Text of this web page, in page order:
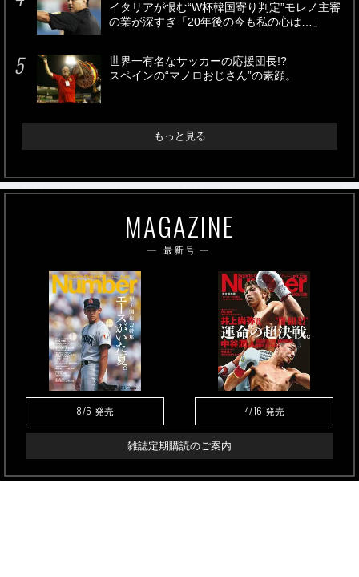
イタリアが恨む“W杯韓国寄り判定”モレノ主審
の業が深すぎ「20年後の今も私の心は…」
世界一有名なサッカーの応援団長!?
スペインの“マノロおじさん”の素顔。
もっと見る
MAGAZINE
最新号
8/6 発売 4/16 発売
雑誌定期購読のご案内